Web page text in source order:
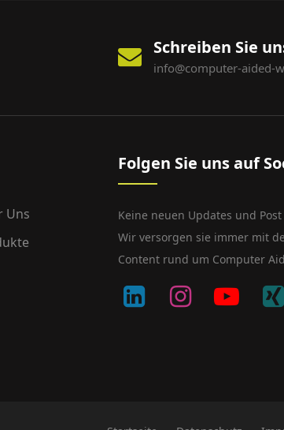
Schreiben Sie
info@computer-aided-
Uns
Folgen Sie uns auf
Keine neuen Updates und
Wir versorgen sie immer mit
Content rund um Computer